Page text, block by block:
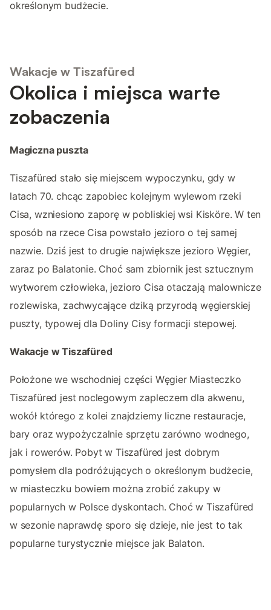
określonym budżecie.
Wakacje w Tiszafüred
Okolica i miejsca warte
zobaczenia
Magiczna puszta
Tiszafüred stało się miejscem wypoczynku, gdy w
latach 70. chcąc zapobiec kolejnym wylewom rzeki
Cisa, wzniesiono zaporę w pobliskiej wsi Kisköre. W ten
sposób na rzece Cisa powstało jezioro o tej samej
nazwie. Dziś jest to drugie największe jezioro Węgier,
zaraz po Balatonie. Choć sam zbiornik jest sztucznym
wytworem człowieka, jezioro Cisa otaczają malownicze
rozlewiska, zachwycające dziką przyrodą węgierskiej
puszty, typowej dla Doliny Cisy formacji stepowej.
Wakacje w Tiszafüred
Położone we wschodniej części Węgier Miasteczko
Tiszafüred jest noclegowym zapleczem dla akwenu,
wokół którego z kolei znajdziemy liczne restauracje,
bary oraz wypożyczalnie sprzętu zarówno wodnego,
jak i rowerów. Pobyt w Tiszafüred jest dobrym
pomysłem dla podróżujących o określonym budżecie,
w miasteczku bowiem można zrobić zakupy w
popularnych w Polsce dyskontach. Choć w Tiszafüred
w sezonie naprawdę sporo się dzieje, nie jest to tak
popularne turystycznie miejsce jak Balaton.